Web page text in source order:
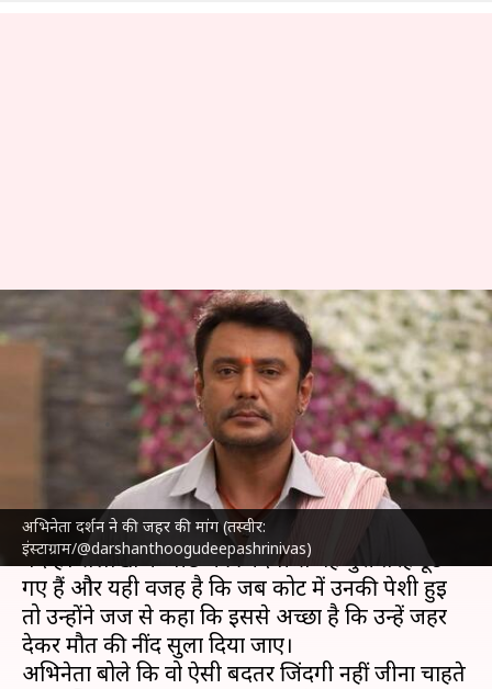
अभिनेता दर्शन ने की जहर की मांग (तस्वीर:
इंस्टाग्राम/@darshanthoogudeepashrinivas)
अभिनेता दर्शन ने जज से कर दी ऐसी
अजीबो-गरीब मांग, हर कोई रह गया
हैरान
Sep 09, 2025 06:33 pm
क्या है खबर?
कन्नड़ अभिनेता दर्शनरेणुकास्वामी हत्या मामले
में जेल में
बंद हैं। सलाखों के पीछे की जिंदगी से वह बुरी तरह टूट
गए हैं और यही वजह है कि जब कोर्ट में उनकी पेशी हुई
तो उन्होंने जज से कहा कि इससे अच्छा है कि उन्हें जहर
देकर मौत की नींद सुला दिया जाए।
अभिनेता बोले कि वो ऐसी बदतर जिंदगी नहीं जीना चाहते